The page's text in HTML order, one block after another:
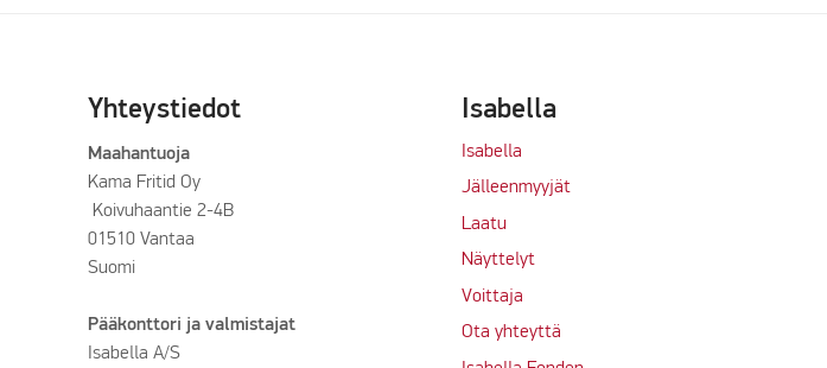
Yhteystiedot
Maahantuoja
Kama Fritid Oy
Koivuhaantie 2-4B
01510 Vantaa
Suomi
Pääkonttori ja valmistajat
Isabella A/S
Isabella
Isabella
Jälleenmyyjät
Laatu
Näyttelyt
Voittaja
Ota yhteyttä